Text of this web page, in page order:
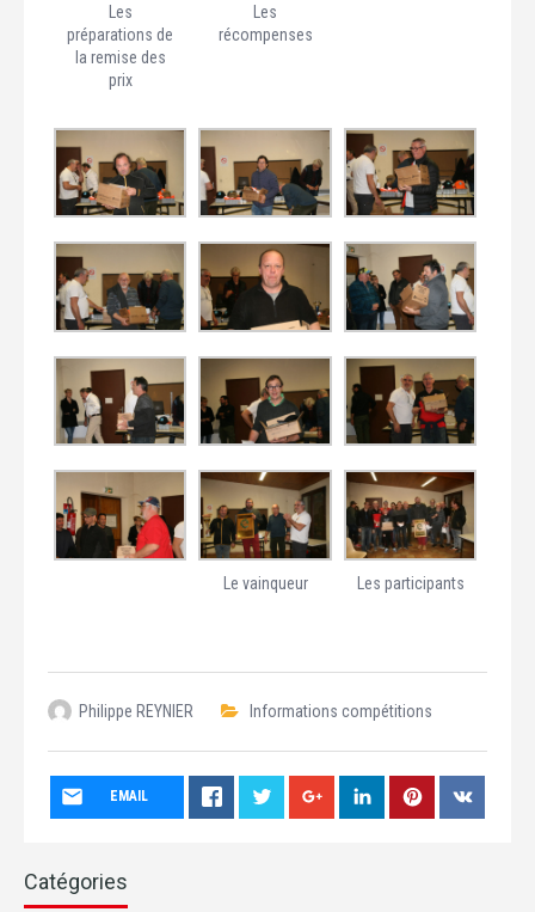
Les
préparations de
la remise des
prix
Les
récompenses
Le vainqueur Les participants
Philippe REYNIER Informations compétitions
EMAIL
Catégories